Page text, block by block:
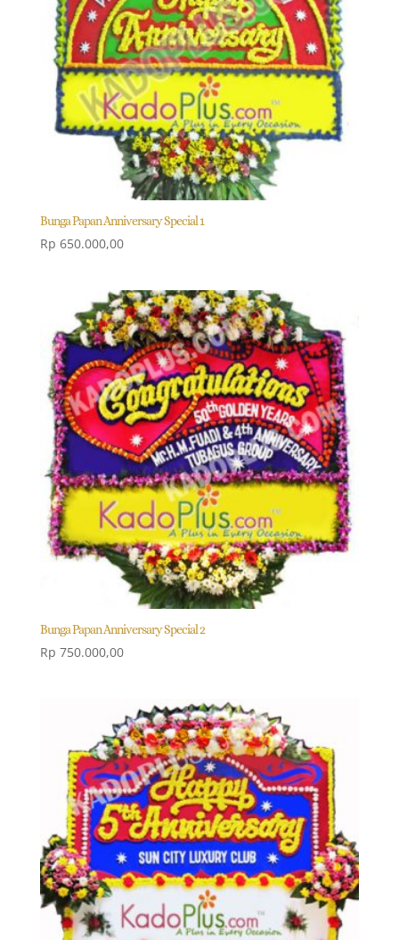
Bunga Papan Anniversary Special 1
Rp 650.000,00
Bunga Papan Anniversary Special 2
Rp 750.000,00